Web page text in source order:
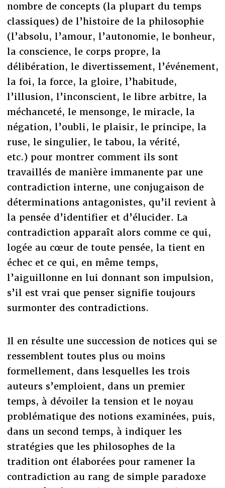
nombre de concepts (la plupart du temps
classiques) de l’histoire de la philosophie
(l’absolu, l’amour, l’autonomie, le bonheur,
la conscience, le corps propre, la
délibération, le divertissement, l’événement,
la foi, la force, la gloire, l’habitude,
l’illusion, l’inconscient, le libre arbitre, la
méchanceté, le mensonge, le miracle, la
négation, l’oubli, le plaisir, le principe, la
ruse, le singulier, le tabou, la vérité,
etc.) pour montrer comment ils sont
travaillés de manière immanente par une
contradiction interne, une conjugaison de
déterminations antagonistes, qu’il revient à
la pensée d’identifier et d’élucider. La
contradiction apparaît alors comme ce qui,
logée au cœur de toute pensée, la tient en
échec et ce qui, en même temps,
l’aiguillonne en lui donnant son impulsion,
s’il est vrai que penser signifie toujours
surmonter des contradictions.
Il en résulte une succession de notices qui se
ressemblent toutes plus ou moins
formellement, dans lesquelles les trois
auteurs s’emploient, dans un premier
temps, à dévoiler la tension et le noyau
problématique des notions examinées, puis,
dans un second temps, à indiquer les
stratégies que les philosophes de la
tradition ont élaborées pour ramener la
contradiction au rang de simple paradoxe